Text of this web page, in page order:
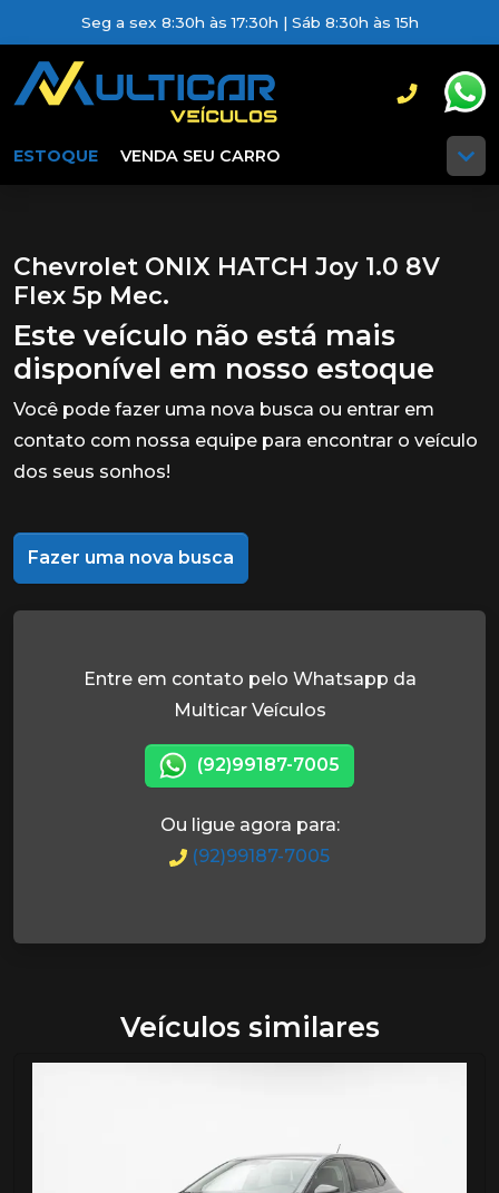
Seg a sex 8:30h às 17:30h | Sáb 8:30h às 15h
ESTOQUE VENDA SEU CARRO
Chevrolet ONIX HATCH Joy 1.0 8V
Flex 5p Mec.
Este veículo não está mais
disponível em nosso estoque
Você pode fazer uma nova busca ou entrar em
contato com nossa equipe para encontrar o veículo
dos seus sonhos!
Fazer uma nova busca
Entre em contato pelo Whatsapp da
Multicar Veículos
(92)99187-7005
Ou ligue agora para:
(92)99187-7005
Veículos similares